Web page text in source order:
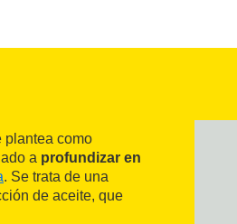
plantea como
a profundizar en
. Se trata de una
de aceite, que